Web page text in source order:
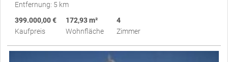
Entfernung: 5 km
399.000,00 €
Kaufpreis
172,93 m²
Wohnfläche
4
Zimmer